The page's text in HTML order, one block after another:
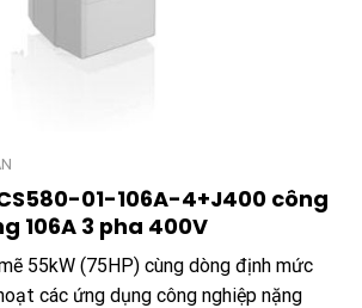
01-106A-4+J400 công
106A 3 pha 400V
55kW (75HP) cùng dòng định mức
các ứng dụng công nghiệp nặng